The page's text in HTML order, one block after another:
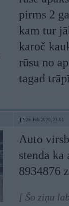
pirms 2
kam tur
karoč
rūsu no
tagad
26. Feb 2020, 23:01
Auto
stenda
8934876
[ Šo ziņu